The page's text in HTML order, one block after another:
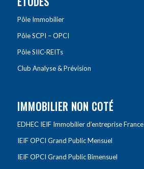
Pôle Immobilier
Pôle SCPI – OPCI
Pôle SIIC-REITs
Club Analyse & Prévision
IMMOBILIER NON COTÉ
EDHEC IEIF Immobilier d’entreprise France
IEIF OPCI Grand Public Mensuel
IEIF OPCI Grand Public Bimensuel